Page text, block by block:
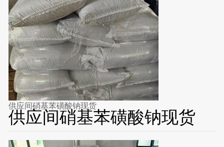
供应间硝基苯磺酸钠现货
供应间硝基苯磺酸钠现货